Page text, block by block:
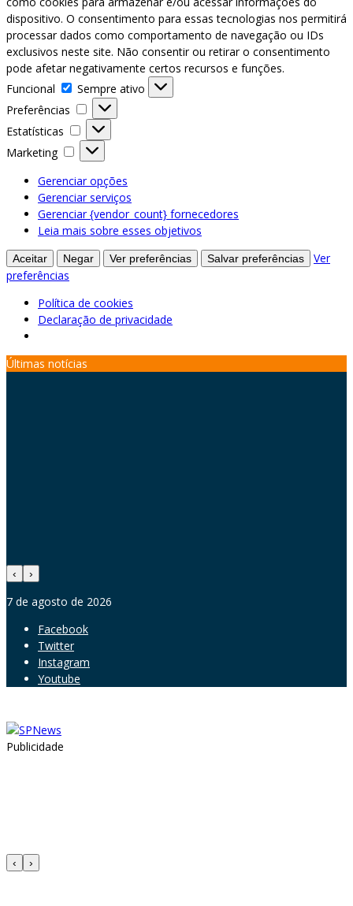
dispositivo. O consentimento para essas tecnologias nos permitirá
processar dados como comportamento de navegação ou IDs
exclusivos neste site. Não consentir ou retirar o consentimento
pode afetar negativamente certos recursos e funções.
Funcional
Funcional
Sempre ativo
Preferências
Preferências
Estatísticas
Estatísticas
Marketing
Marketing
Gerenciar opções
Gerenciar serviços
Gerenciar {vendor_count} fornecedores
Leia mais sobre esses objetivos
Aceitar Negar Ver preferências Salvar preferências
Ver
preferências
Política de cookies
Declaração de privacidade
Skip
Últimas notícias
‹ ›
7 de agosto de 2026
Facebook
Twitter
Instagram
Youtube
Publicidade
‹ ›